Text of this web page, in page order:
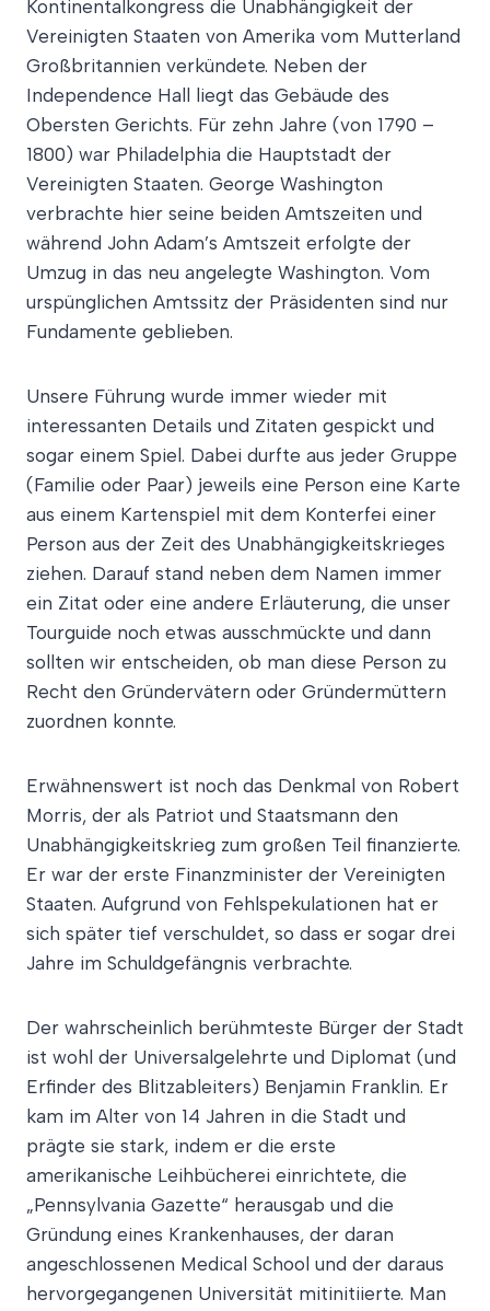
Kontinentalkongress die Unabhängigkeit der
Vereinigten Staaten von Amerika vom Mutterland
Großbritannien verkündete. Neben der
Independence Hall liegt das Gebäude des
Obersten Gerichts. Für zehn Jahre (von 1790 –
1800) war Philadelphia die Hauptstadt der
Vereinigten Staaten. George Washington
verbrachte hier seine beiden Amtszeiten und
während John Adam’s Amtszeit erfolgte der
Umzug in das neu angelegte Washington. Vom
urspünglichen Amtssitz der Präsidenten sind nur
Fundamente geblieben.
Unsere Führung wurde immer wieder mit
interessanten Details und Zitaten gespickt und
sogar einem Spiel. Dabei durfte aus jeder Gruppe
(Familie oder Paar) jeweils eine Person eine Karte
aus einem Kartenspiel mit dem Konterfei einer
Person aus der Zeit des Unabhängigkeitskrieges
ziehen. Darauf stand neben dem Namen immer
ein Zitat oder eine andere Erläuterung, die unser
Tourguide noch etwas ausschmückte und dann
sollten wir entscheiden, ob man diese Person zu
Recht den Gründervätern oder Gründermüttern
zuordnen konnte.
Erwähnenswert ist noch das Denkmal von Robert
Morris, der als Patriot und Staatsmann den
Unabhängigkeitskrieg zum großen Teil finanzierte.
Er war der erste Finanzminister der Vereinigten
Staaten. Aufgrund von Fehlspekulationen hat er
sich später tief verschuldet, so dass er sogar drei
Jahre im Schuldgefängnis verbrachte.
Der wahrscheinlich berühmteste Bürger der Stadt
ist wohl der Universalgelehrte und Diplomat (und
Erfinder des Blitzableiters) Benjamin Franklin. Er
kam im Alter von 14 Jahren in die Stadt und
prägte sie stark, indem er die erste
amerikanische Leihbücherei einrichtete, die
„Pennsylvania Gazette“ herausgab und die
Gründung eines Krankenhauses, der daran
angeschlossenen Medical School und der daraus
hervorgegangenen Universität mitinitiierte. Man